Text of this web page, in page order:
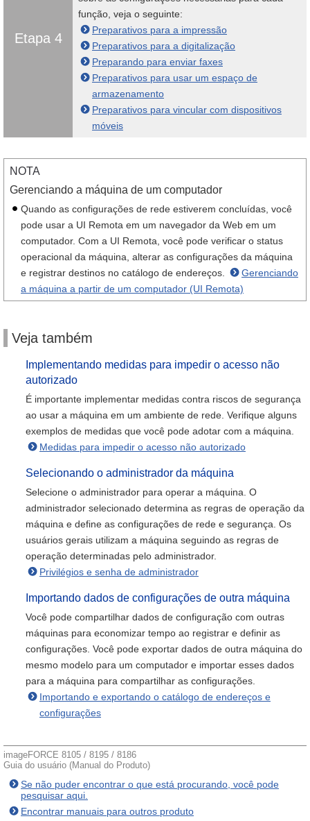
Etapa 4
função, veja o seguinte:
Preparativos para a impressão
Preparativos para a digitalização
Preparando para enviar faxes
Preparativos para usar um espaço de
armazenamento
Preparativos para vincular com dispositivos
móveis
NOTA
Gerenciando a máquina de um computador
Quando as configurações de rede estiverem concluídas, você
pode usar a UI Remota em um navegador da Web em um
computador. Com a UI Remota, você pode verificar o status
operacional da máquina, alterar as configurações da máquina
e registrar destinos no catálogo de endereços.
Gerenciando
a máquina a partir de um computador (UI Remota)
Veja também
Implementando medidas para impedir o acesso não
autorizado
É importante implementar medidas contra riscos de segurança
ao usar a máquina em um ambiente de rede. Verifique alguns
exemplos de medidas que você pode adotar com a máquina.
Medidas para impedir o acesso não autorizado
Selecionando o administrador da máquina
Selecione o administrador para operar a máquina. O
administrador selecionado determina as regras de operação da
máquina e define as configurações de rede e segurança. Os
usuários gerais utilizam a máquina seguindo as regras de
operação determinadas pelo administrador.
Privilégios e senha de administrador
Importando dados de configurações de outra máquina
Você pode compartilhar dados de configuração com outras
máquinas para economizar tempo ao registrar e definir as
configurações. Você pode exportar dados de outra máquina do
mesmo modelo para um computador e importar esses dados
para a máquina para compartilhar as configurações.
Importando e exportando o catálogo de endereços e
configurações
imageFORCE 8105 / 8195 / 8186
Guia do usuário (Manual do Produto)
Se não puder encontrar o que está procurando, você pode
pesquisar aqui.
Encontrar manuais para outros produto